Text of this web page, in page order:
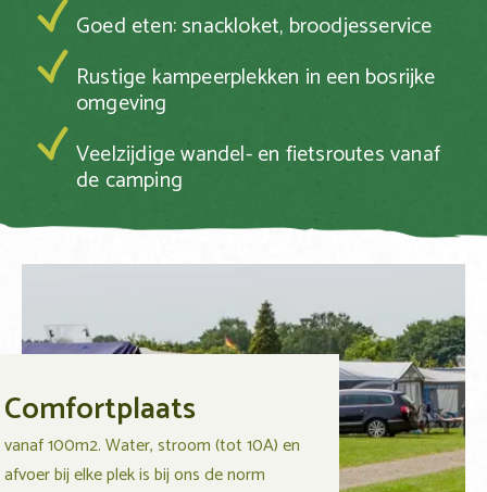
Goed eten: snackloket, broodjesservice
Rustige kampeerplekken in een bosrijke
omgeving
Veelzijdige wandel- en fietsroutes vanaf
de camping
Comfortplaats
vanaf 100m2. Water, stroom (tot 10A) en
afvoer bij elke plek is bij ons de norm